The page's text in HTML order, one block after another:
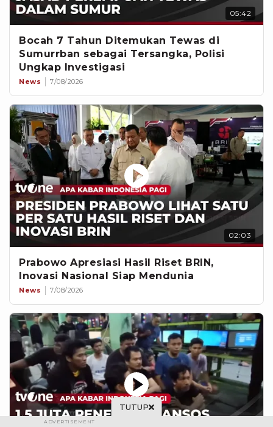
05:42
Bocah 7 Tahun Ditemukan Tewas di
Sumurrban sebagai Tersangka, Polisi
Ungkap Investigasi
News 7/08/2026
02:03
Prabowo Apresiasi Hasil Riset BRIN,
Inovasi Nasional Siap Mendunia
News 7/08/2026
TUTUP
ADVERTISEMENT